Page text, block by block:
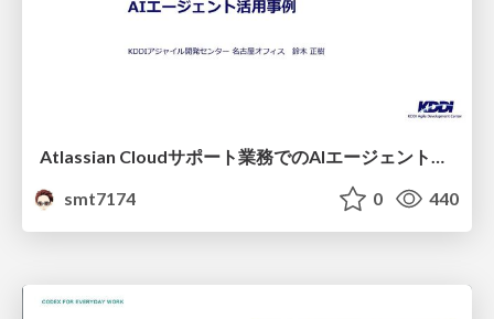
smt7174
0 440